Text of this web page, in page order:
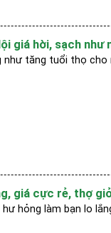
giá hời, sạch như
như tăng tuổi thọ cho
giá cực rẻ, thợ
hỏng làm bạn lo